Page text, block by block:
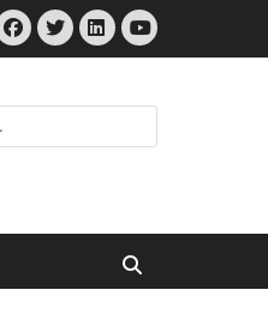
Facebook
Twitter
LinkedIn
Youtube